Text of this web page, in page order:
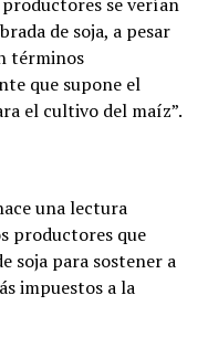
de soja, a pesar
términos
que supone el
el cultivo del maíz”.
una lectura
productores que
soja para sostener a
impuestos a la